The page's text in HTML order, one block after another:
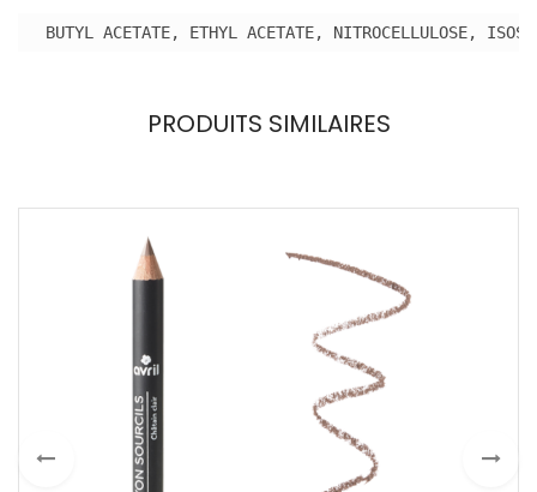
BUTYL ACETATE, ETHYL ACETATE, NITROCELLULOSE,
PRODUITS SIMILAIRES